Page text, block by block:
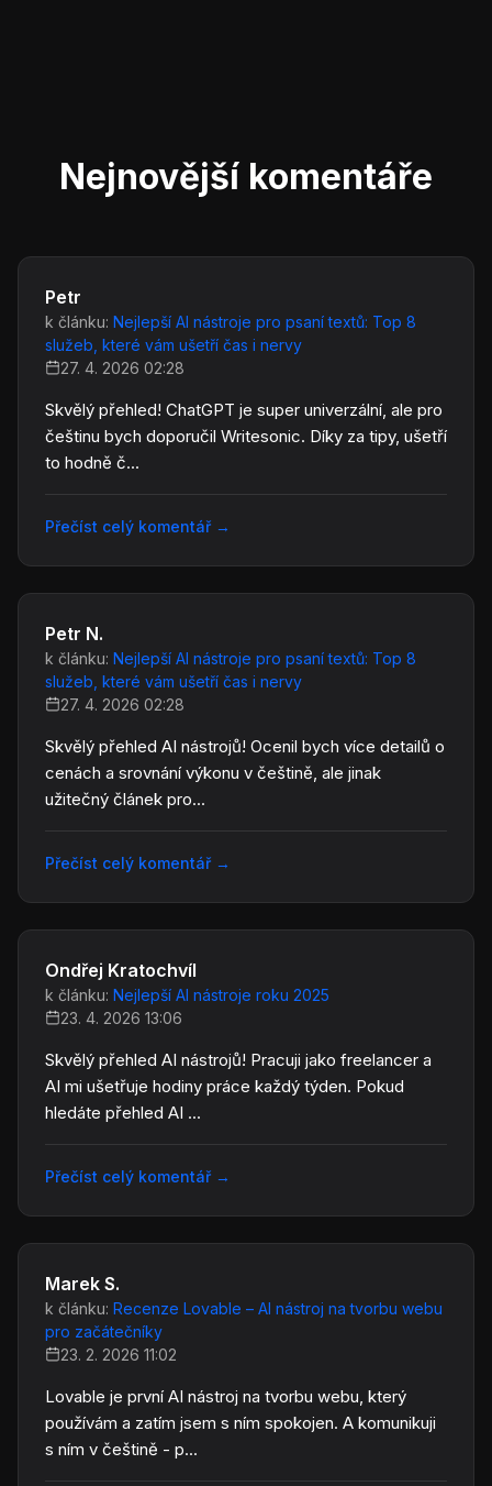
Nejnovější komentáře
Petr
k článku: Nejlepší AI nástroje pro psaní textů: Top 8
služeb, které vám ušetří čas i nervy
27. 4. 2026 02:28
Skvělý přehled! ChatGPT je super univerzální, ale pro
češtinu bych doporučil Writesonic. Díky za tipy, ušetří
to hodně č...
Přečíst celý komentář →
Petr N.
k článku: Nejlepší AI nástroje pro psaní textů: Top 8
služeb, které vám ušetří čas i nervy
27. 4. 2026 02:28
Skvělý přehled AI nástrojů! Ocenil bych více detailů o
cenách a srovnání výkonu v češtině, ale jinak
užitečný článek pro...
Přečíst celý komentář →
Ondřej Kratochvíl
k článku: Nejlepší AI nástroje roku 2025
23. 4. 2026 13:06
Skvělý přehled AI nástrojů! Pracuji jako freelancer a
AI mi ušetřuje hodiny práce každý týden. Pokud
hledáte přehled AI ...
Přečíst celý komentář →
Marek S.
k článku: Recenze Lovable – AI nástroj na tvorbu webu
pro začátečníky
23. 2. 2026 11:02
Lovable je první AI nástroj na tvorbu webu, který
používám a zatím jsem s ním spokojen. A komunikuji
s ním v češtině - p...